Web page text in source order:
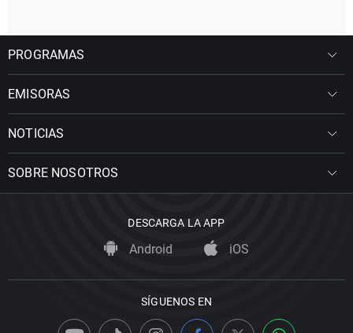
PROGRAMAS
EMISORAS
NOTICIAS
SOBRE NOSOTROS
DESCARGA LA APP
Android iOS
SÍGUENOS EN